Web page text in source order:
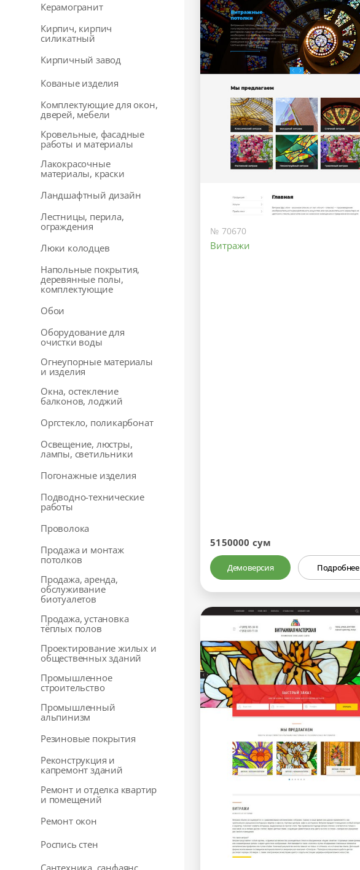
Керамогранит
Кирпич, кирпич
силикатный
Кирпичный завод
Кованые изделия
Комплектующие для окон,
дверей, мебели
Кровельные, фасадные
работы и материалы
Лакокрасочные
материалы, краски
Ландшафтный дизайн
Лестницы, перила,
ограждения
Люки колодцев
Напольные покрытия,
деревянные полы,
комплектующие
Обои
Оборудование для
очистки воды
Огнеупорные материалы
и изделия
Окна, остекление
балконов, лоджий
Оргстекло, поликарбонат
Освещение, люстры,
лампы, светильники
Погонажные изделия
Подводно-технические
работы
Проволока
Продажа и монтаж
потолков
Продажа, аренда,
обслуживание
биотуалетов
Продажа, установка
тёплых полов
Проектирование жилых и
общественных зданий
Промышленное
строительство
Промышленный
альпинизм
Резиновые покрытия
Реконструкция и
капремонт зданий
Ремонт и отделка квартир
и помещений
Ремонт окон
Роспись стен
Сантехника, санфаянс
№ 70670
Витражи
5150000 сум
Демоверсия Подробнее